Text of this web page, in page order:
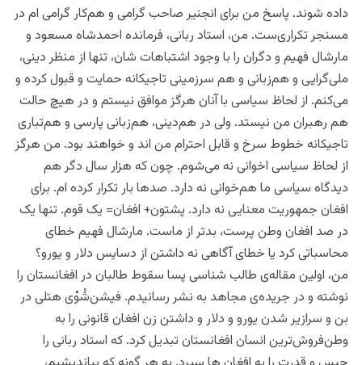
داده شوند. پاسخ من برای انجنیر صاحب گرامی و هم‌کار گرامی ام در
مسنجر تکراری‌ست. من، استاد ربانی، فرمانده احمدشاه مسعود و
مارشال فهیم و دگران را با وجود اشتباهات شان،‌ تنها از منظر دینی،‌
ملی‌گرایی و هم‌زبانی و هم سرزمینی تاجیکانه حمایت و قبول کرده و
می‌کنم. از لحاظ سیاسی با آنان هرگز موافق نیستم و در هیچ حالت
هم رهبران من نیستد. ولی در هم‌دینی، هم‌زبانی پارسی و هم‌تباری
تاجیکانه خطوط سرخ و قابل احترام من اند و خواهند بود. من هرگز
از لحاظ سیاسی اخوانی نه می‌شوم. چون که هزار سال دگر هم
دیدگاه سیاسی ما هم‌خوانی نه دارد. صدها بار تکرار کرده ام. برای
افغان جمهوریت معنایی نه دارد. پشتون+ افغان= یک قوم. تنها یک
در صد افغان وطن پرست، بدتر از ماست. مارشال فهیم خطای
محاسباتی کرد یا خطای آگاهی نه داشتن از دسایس دلار و یورو؟
من، اولین مقاله‌ی طالب شناسی پسا سقوط طالبان در افغانستان را
نوشته و در جریده‌ی مجاهد به نشر رسانیدم. فیشن‌شُوْی هتلی در
بن و سرازیر شدن یورو و دلار و داشتن زن افغان قانونی را به
وطن‌فروش‌ترین انسان افغانستان تبدیل کرد. که استاد ربانی را